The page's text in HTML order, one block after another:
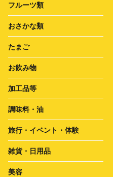
フルーツ類
おさかな類
たまご
お飲み物
加工品等
調味料・油
旅行・イベント・体験
雑貨・日用品
美容